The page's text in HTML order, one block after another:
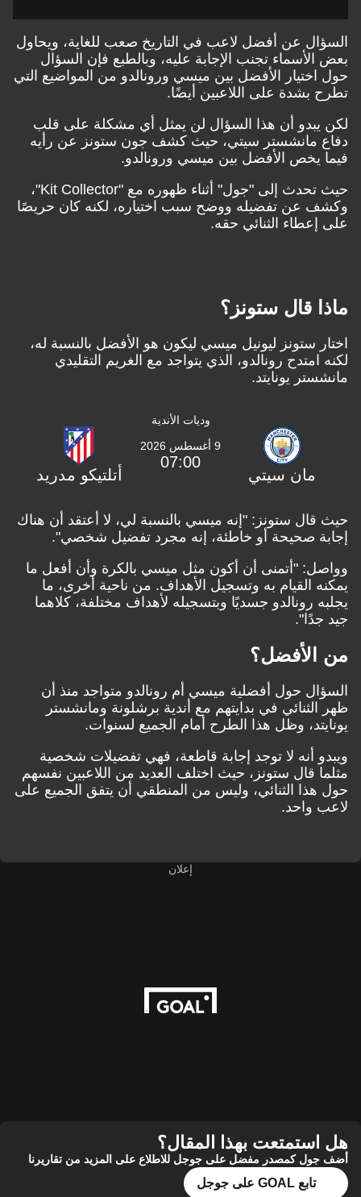
السؤال عن أفضل لاعب في التاريخ صعب للغاية، ويحاول
بعض الأسماء تجنب الإجابة عليه، وبالطبع فإن السؤال
حول اختيار الأفضل بين ميسي ورونالدو من المواضيع التي
تطرح بشدة على اللاعبين أيضًا.
لكن يبدو أن هذا السؤال لن يمثل أي مشكلة على قلب
دفاع مانشستر سيتي، حيث كشف جون ستونز عن رأيه
فيما يخص الأفضل بين ميسي ورونالدو.
حيث تحدث إلى "جول" أثناء ظهوره مع "Kit Collector"
،
وكشف عن تفضيله ووضح سبب اختياره، لكنه كان حريصًا
على إعطاء الثنائي حقه.
ماذا قال ستونز؟
اختار ستونز ليونيل ميسي ليكون هو الأفضل بالنسبة له،
لكنه امتدح رونالدو، الذي يتواجد مع الغريم التقليدي
مانشستر يونايتد.
وديات الأندية
مان سيتي
9 أغسطس 2026
07:00
أتلتيكو مدريد
حيث قال ستونز: "إنه ميسي بالنسبة لي، لا أعتقد أن هناك
إجابة صحيحة أو خاطئة، إنه مجرد تفضيل شخصي".
وواصل: "أتمنى أن أكون مثل ميسي بالكرة وأن أفعل ما
يمكنه القيام به وتسجيل الأهداف. من ناحية أخرى، ما
يجلبه رونالدو جسديًا وبتسجيله لأهداف مختلفة، كلاهما
جيد جدًا".
من الأفضل؟
السؤال حول أفضلية ميسي أم رونالدو متواجد منذ أن
ظهر الثنائي في بدايتهم مع أندية برشلونة ومانشستر
يونايتد، وظل هذا الطرح أمام الجميع لسنوات.
ويبدو أنه لا توجد إجابة قاطعة، فهي تفضيلات شخصية
مثلما قال ستونز، حيث اختلف العديد من اللاعبين نفسهم
حول هذا الثنائي، وليس من المنطقي أن يتفق الجميع على
لاعب واحد.
إعلان
هل استمتعت بهذا المقال؟
أضف جول كمصدر مفضل على جوجل للاطلاع على المزيد من تقاريرنا
تابع GOAL على جوجل